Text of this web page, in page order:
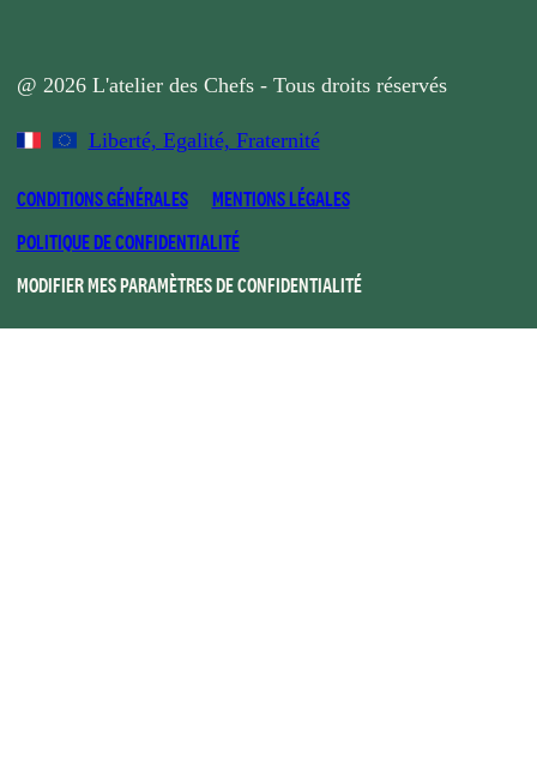
@ 2026 L'atelier des Chefs - Tous droits réservés
Liberté, Egalité, Fraternité
CONDITIONS GÉNÉRALES
MENTIONS LÉGALES
POLITIQUE DE CONFIDENTIALITÉ
MODIFIER MES PARAMÈTRES DE CONFIDENTIALITÉ